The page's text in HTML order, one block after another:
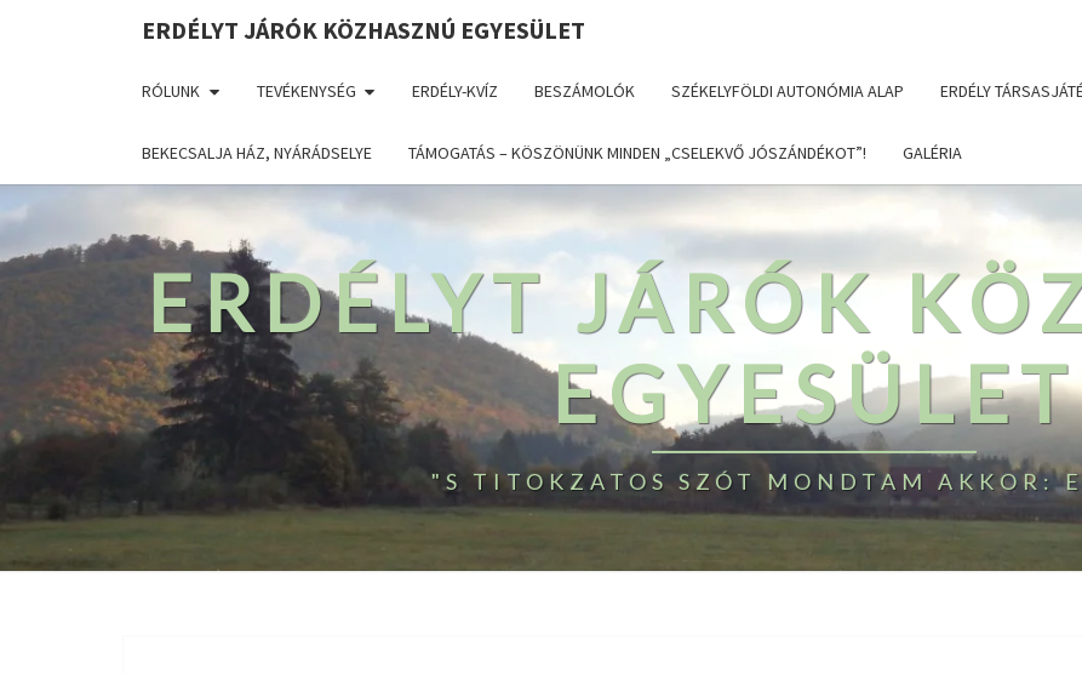
ERDÉLYT JÁRÓK KÖZHASZNÚ EGYESÜLET
RÓLUNK TEVÉKENYSÉG ERDÉLY-KVÍZ BESZÁMOLÓK SZÉKELYFÖLDI AUTONÓMIA ALAP ERDÉLY
BEKECSALJA HÁZ, NYÁRÁDSELYE TÁMOGATÁS – KÖSZÖNÜNK MINDEN „CSELEKVŐ JÓSZÁNDÉKOT”! GALÉRIA
ERDÉLYT JÁRÓK
EGYESÜLET
"S TITOKZATOS SZÓT MONDTAM AKKOR: